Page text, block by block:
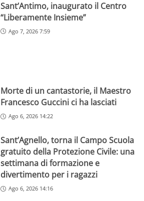
Sant’Antimo, inaugurato il Centro
“Liberamente Insieme”
Ago 7, 2026 7:59
Morte di un cantastorie, il Maestro
Francesco Guccini ci ha lasciati
Ago 6, 2026 14:22
Sant’Agnello, torna il Campo Scuola
gratuito della Protezione Civile: una
settimana di formazione e
divertimento per i ragazzi
Ago 6, 2026 14:16